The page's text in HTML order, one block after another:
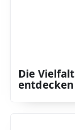
Die
entdecken